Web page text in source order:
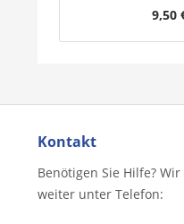
9,50
Kontakt
Benötigen Sie Hilfe?
weiter unter Telefon: